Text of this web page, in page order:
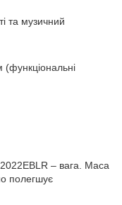
та музичний
– вага. Маса
полегшує